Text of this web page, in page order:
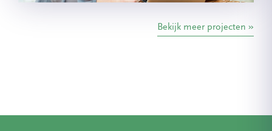
Bekijk meer projecten